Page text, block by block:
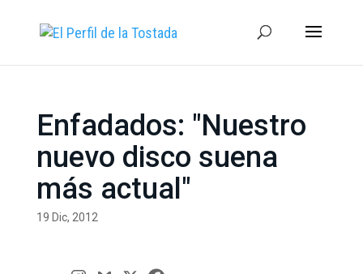
Enfadados: "Nuestro
nuevo disco suena
más actual"
19 Dic, 2012